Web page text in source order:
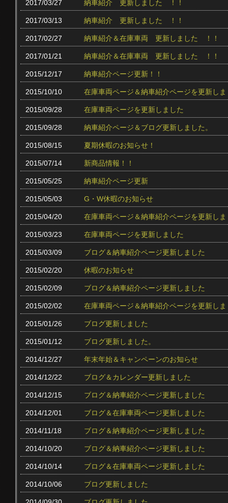
2017/03/27 納車紹介 更新しました ！！
2017/03/13 納車紹介 更新しました ！！
2017/02/27 納車紹介＆在庫車両 更新しました ！！
2017/01/21 納車紹介＆在庫車両 更新しました ！！
2015/12/17 納車紹介ページ更新！！
2015/10/10 在庫車両ページ＆納車紹介ページを更新し
2015/09/28 在庫車両ページを更新しました
2015/09/28 納車紹介ページ＆ブログ更新しました。
2015/08/15 夏期休暇のお知らせ！
2015/07/14 新商品情報！！
2015/05/25 納車紹介ページ更新
2015/05/03 G・W休暇のお知らせ
2015/04/20 在庫車両ページ＆納車紹介ページを更新し
2015/03/23 在庫車両ページを更新しました
2015/03/09 ブログ＆納車紹介ページ更新しました
2015/02/20 休暇のお知らせ
2015/02/09 ブログ＆納車紹介ページ更新しました
2015/02/02 在庫車両ページ＆納車紹介ページを更新し
2015/01/26 ブログ更新しました
2015/01/12 ブログ更新しました。
2014/12/27 年末年始＆キャンペーンのお知らせ
2014/12/22 ブログ＆カレンダー更新しました
2014/12/15 ブログ＆納車紹介ページ更新しました
2014/12/01 ブログ＆在庫車両ページ更新しました
2014/11/18 ブログ＆納車紹介ページ更新しました
2014/10/20 ブログ＆納車紹介ページ更新しました
2014/10/14 ブログ＆在庫車両ページ更新しました
2014/10/06 ブログ更新しました